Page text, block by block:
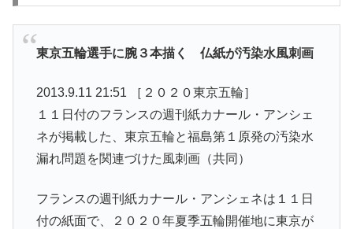
東京五輪選手に腕３本描く 仏紙が汚染水風刺画
2013.9.11 21:51 ［２０２０東京五輪］
１１日付のフランスの週刊紙カナール・アンシェ
ネが掲載した、東京五輪と福島第１原発の汚染水
漏れ問題を関連づけた風刺画（共同）
フランスの週刊紙カナール・アンシェネは１１日
付の紙面で、２０２０年夏季五輪開催地に東京が